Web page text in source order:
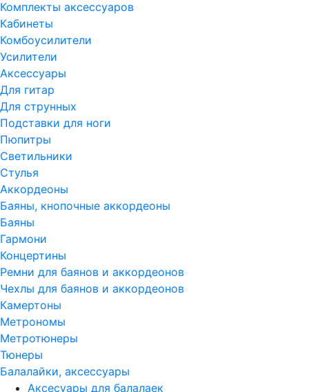
Комплекты аксессуаров
Кабинеты
Комбоусилители
Усилители
Аксессуары
Для гитар
Для струнных
Подставки для ноги
Пюпитры
Светильники
Стулья
Аккордеоны
Баяны, кнопочные аккордеоны
Баяны
Гармони
Концертины
Ремни для баянов и аккордеонов
Чехлы для баянов и аккордеонов
Камертоны
Метрономы
Метротюнеры
Тюнеры
Балалайки, аксессуары
Аксесуары для балалаек